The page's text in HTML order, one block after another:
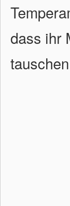
dass ihr